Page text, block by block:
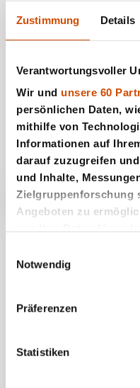
Zustimmung Details
Verantwortungsvoller
Wir und unsere 60
persönlichen Daten,
mithilfe von
Informationen auf
darauf zuzugreifen
und Inhalte,
Zielgruppenforschung
Angeboten zu
oder durch Klicken
Wenn Sie es
erfassen, welche
Notwendig
Präferenzen
Statistiken